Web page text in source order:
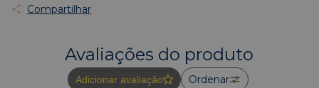
Compartilhar
Avaliações do produto
Adicionar avaliação Ordenar